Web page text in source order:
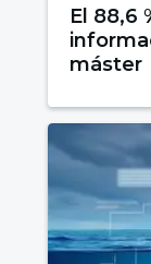
El 88,6
máster